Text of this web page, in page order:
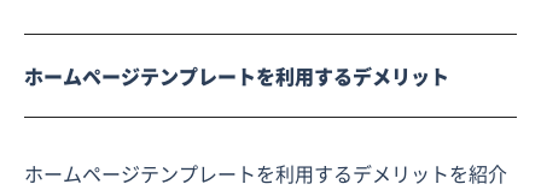
ホームページテンプレートを利用するデメリット
ホームページテンプレートを利用するデメリットを紹介